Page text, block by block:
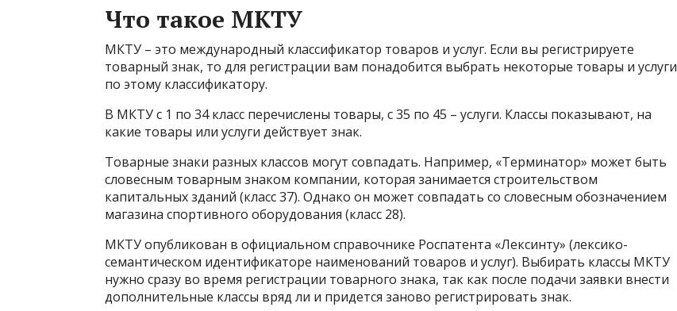
Что такое МКТУ
МКТУ – это международный классификатор товаров и услуг. Если вы регистрируете
товарный знак, то для регистрации вам понадобится выбрать некоторые товары и услуги
по этому классификатору.
В МКТУ с 1 по 34 класс перечислены товары, с 35 по 45 – услуги. Классы показывают, на
какие товары или услуги действует знак.
Товарные знаки разных классов могут совпадать. Например, «Терминатор» может быть
словесным товарным знаком компании, которая занимается строительством
капитальных зданий (класс 37). Однако он может совпадать со словесным обозначением
магазина спортивного оборудования (класс 28).
МКТУ опубликован в официальном справочнике Роспатента «Лексинту» (лексико-
семантическом идентификаторе наименований товаров и услуг). Выбирать классы МКТУ
нужно сразу во время регистрации товарного знака, так как после подачи заявки внести
дополнительные классы вряд ли и придется заново регистрировать знак.